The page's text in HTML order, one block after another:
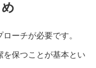
ーチが必要です。
を保つことが基本とい